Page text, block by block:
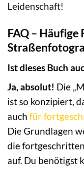
Leidenschaft!
FAQ – Häufige
Ist dieses Buch
Ja, absolut! Die
ist so konzipiert,
auch für
Die Grundlagen
die
auf. Du benötigst